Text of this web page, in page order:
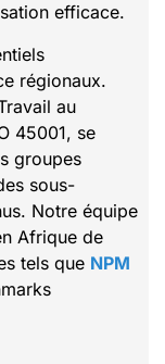
efficace.
régionaux.
au
45001, se
groupes
sous-
Notre équipe
Afrique de
tels que NPM